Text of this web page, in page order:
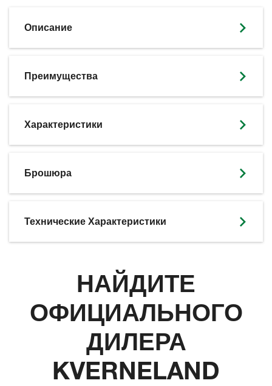
Описание
Преимущества
Характеристики
Брошюра
Технические Характеристики
НАЙДИТЕ
ОФИЦИАЛЬНОГО
ДИЛЕРА
KVERNELAND